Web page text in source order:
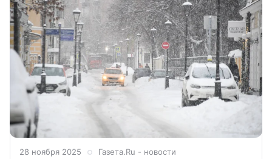
28 ноября 2025 Газета.Ru - новости